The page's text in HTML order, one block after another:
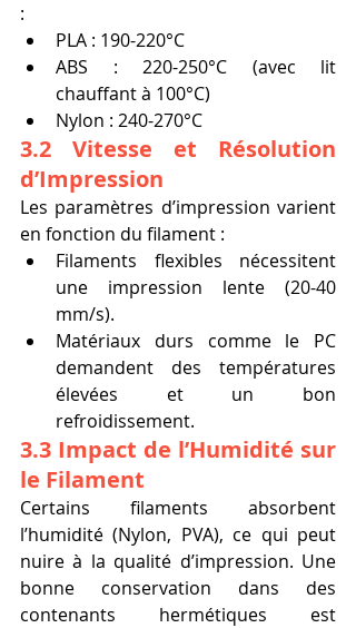
:
PLA : 190-220°C
ABS : 220-250°C (avec lit
chauffant à 100°C)
Nylon : 240-270°C
3.2 Vitesse et Résolution
d’Impression
Les paramètres d’impression varient
en fonction du filament :
Filaments flexibles nécessitent
une impression lente (20-40
mm/s).
Matériaux durs comme le PC
demandent des températures
élevées et un bon
refroidissement.
3.3 Impact de l’Humidité sur
le Filament
Certains filaments absorbent
l’humidité (Nylon, PVA), ce qui peut
nuire à la qualité d’impression. Une
bonne conservation dans des
contenants hermétiques est